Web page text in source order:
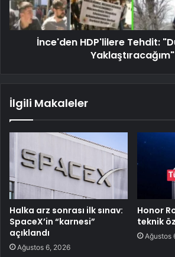
İnce'den HDP'lilere Tehdit:
Yaklaştıracağım"
İlgili Makaleler
Halka arz sonrası ilk sınav:
SpaceX’in “karnesi”
açıklandı
Ağustos 6, 2026
Honor
teknik
Ağustos